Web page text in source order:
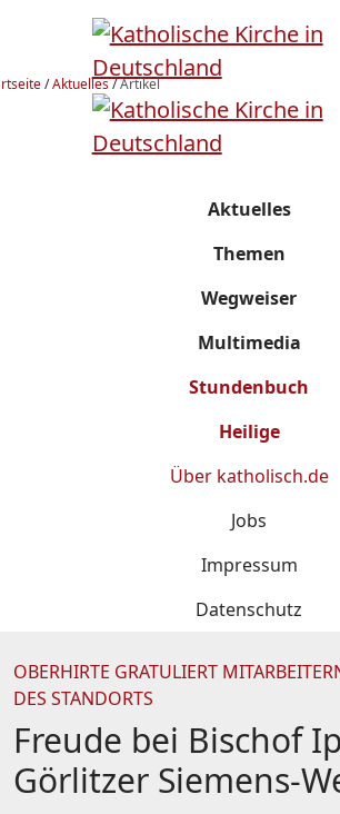
/Aktuelles/Artikel
Aktuelles
Themen
Wegweiser
Multimedia
Stundenbuch
Heilige
Über katholisch.de
Jobs
Impressum
Datenschutz
OBERHIRTE GRATULIERT
DES STANDORTS
Freude bei Bischof
Görlitzer Siemens-